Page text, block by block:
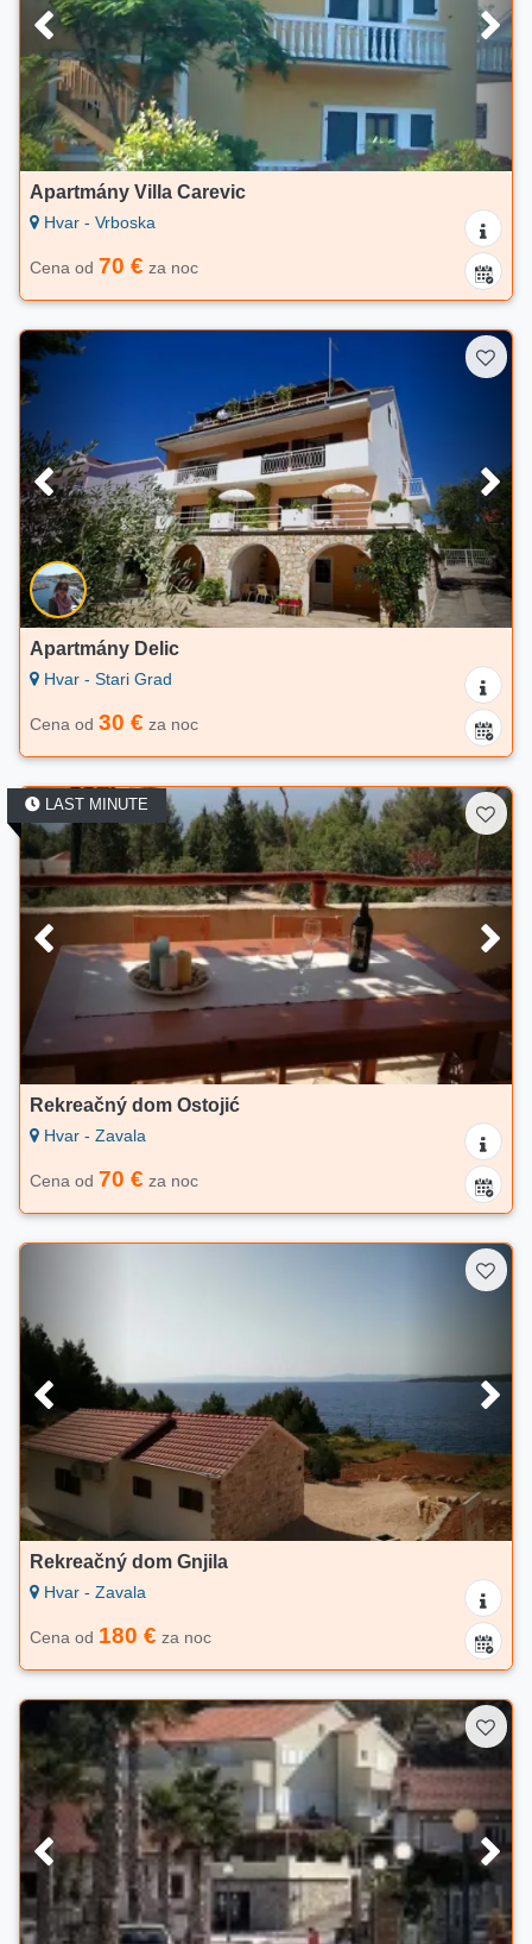
Apartmány Villa Carevic
Hvar - Vrboska
Cena od 70 € za noc
Apartmány Delic
Hvar - Stari Grad
Cena od 30 € za noc
LAST MINUTE
Rekreačný dom Ostojić
Hvar - Zavala
Cena od 70 € za noc
Rekreačný dom Gnjila
Hvar - Zavala
Cena od 180 € za noc